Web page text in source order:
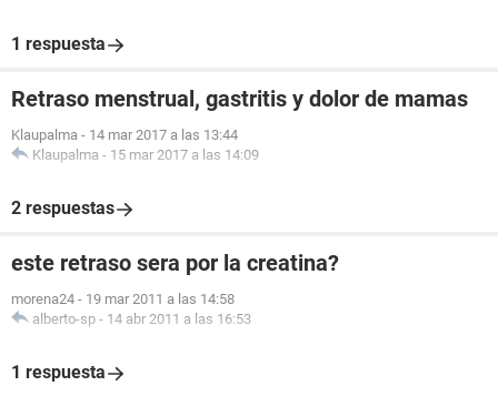
1 respuesta
Retraso menstrual, gastritis y dolor de mamas
Klaupalma - 14 mar 2017 a las 13:44
Klaupalma - 15 mar 2017 a las 14:09
2 respuestas
este retraso sera por la creatina?
morena24 - 19 mar 2011 a las 14:58
alberto-sp - 14 abr 2011 a las 16:53
1 respuesta